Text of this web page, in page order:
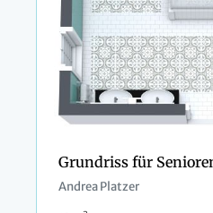
Grundriss für
Andrea Platzer